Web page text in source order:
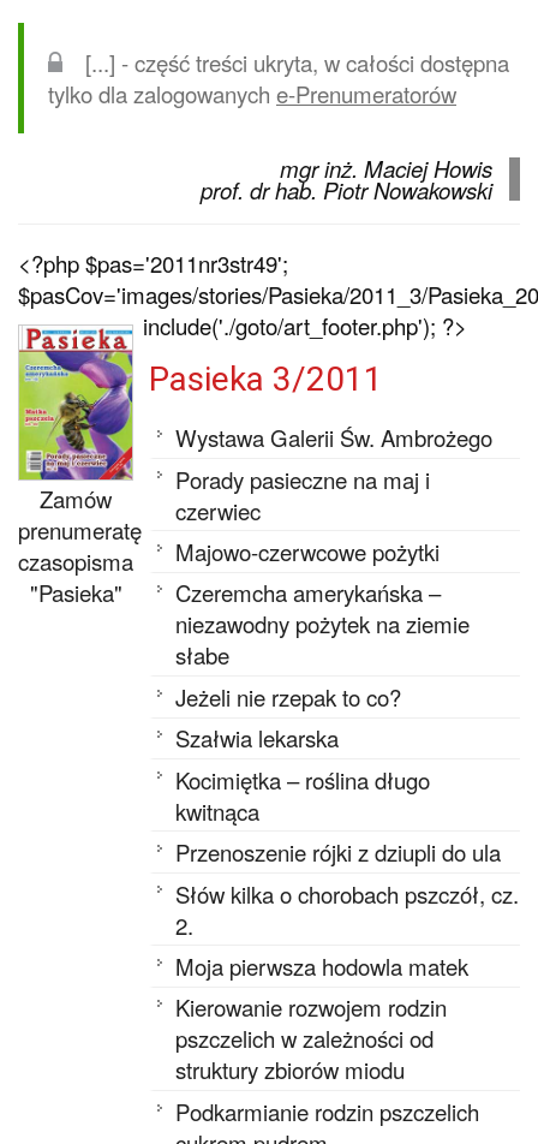
[...] - część treści ukryta, w całości dostępna
tylko dla zalogowanych e-Prenumeratorów
mgr inż. Maciej Howis
prof. dr hab. Piotr Nowakowski
<?php $pas='2011nr3str49';
$pasCov='images/stories/Pasieka/2011_3/
include('./goto/art_footer.php'); ?>
Zamów
prenumeratę
czasopisma
"Pasieka"
Pasieka 3/2011
Wystawa Galerii Św. Ambrożego
Porady pasieczne na maj i
czerwiec
Majowo-czerwcowe pożytki
Czeremcha amerykańska –
niezawodny pożytek na ziemie
słabe
Jeżeli nie rzepak to co?
Szałwia lekarska
Kocimiętka – roślina długo
kwitnąca
Przenoszenie rójki z dziupli do ula
Słów kilka o chorobach pszczół, cz.
2.
Moja pierwsza hodowla matek
Kierowanie rozwojem rodzin
pszczelich w zależności od
struktury zbiorów miodu
Podkarmianie rodzin pszczelich